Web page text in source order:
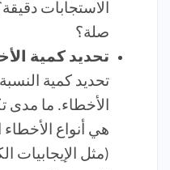
الاستجابات
صلة؟
تحديد كمية
تحديد كمية
الأخطاء. ما مدى
هي أنواع
(مثل الإيجابيات